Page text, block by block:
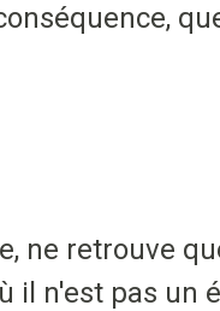
ne retrouve
il n'est pas un